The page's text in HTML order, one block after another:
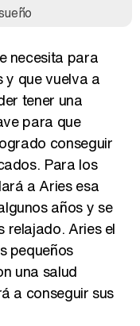
necesita para
y que vuelva a
tener una
para que
conseguir
Para los
a Aries esa
años y se
relajado. Aries el
pequeños
una salud
a conseguir sus